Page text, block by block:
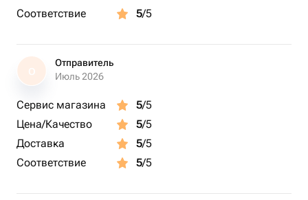
Соответствие
5/5
О
Отправитель
Июль 2026
Сервис магазина 5/5
Цена/Качество
5/5
Доставка
5/5
Соответствие
5/5